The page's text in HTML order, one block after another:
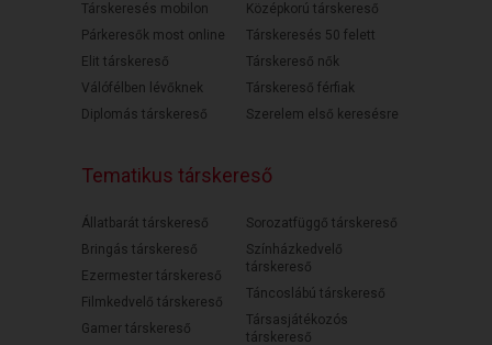
Társkeresés mobilon
Párkeresők most online
Elit társkereső
Válófélben lévőknek
Diplomás társkereső
Középkorú társkereső
Társkeresés 50 felett
Társkereső nők
Társkereső férfiak
Szerelem első keresésre
Tematikus társkereső
Állatbarát társkereső
Bringás társkereső
Ezermester társkereső
Filmkedvelő társkereső
Gamer társkereső
Sorozatfüggő társkereső
Színházkedvelő
társkereső
Táncoslábú társkereső
Társasjátékozós
társkereső